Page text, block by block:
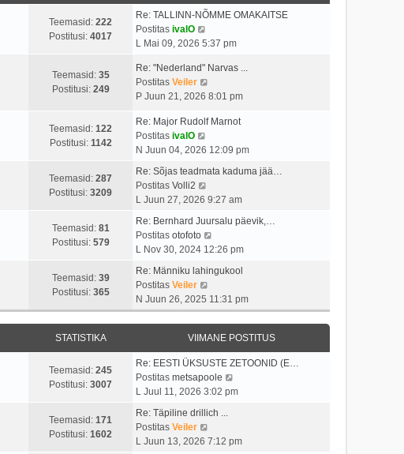
s
t
i
a
o
t
t
s
t
v
i
m
a
s
t
o
t
s
t
Teemasid: 222
Postitusi: 4017
Re: TALLINN-NÕMME OMAKAITSE
Postitas ivalO
a
t
a
v
i
a
s
p
s
t
i
t
u
s
t
L Mai 09, 2026 5:37 pm
Teemasid: 35
Postitusi: 249
Re: "Nederland" Narvas ...
Postitas Veiler
a
t
v
i
m
s
t
p
o
t
i
t
u
s
t
P Juun 21, 2026 8:01 pm
Teemasid: 122
Postitusi: 1142
Re: Major Rudolf Marnot
Postitas ivalO
a
t
v
i
i
m
s
t
p
s
i
t
u
t
N Juun 04, 2026 12:09 pm
Teemasid: 287
Postitusi: 3209
Re: Sõjas teadmata kaduma jää…
Postitas Volli2
a
t
a
v
i
i
m
a
s
t
p
o
s
t
i
t
u
L Juun 27, 2026 9:27 am
Teemasid: 81
Postitusi: 579
Re: Bernhard Juursalu päevik,…
Postitas otofoto
a
t
v
i
a
s
t
o
t
L Nov 30, 2024 12:26 pm
Teemasid: 39
Postitusi: 365
Re: Männiku lahingukool
Postitas Veiler
a
a
t
a
v
i
i
m
a
t
N Juun 26, 2025 11:31 pm
STATISTIKA VIIMANE POSTITUS
Teemasid: 245
Postitusi: 3007
Re: EESTI ÜKSUSTE ZETOONID (E…
Postitas metsapoole
a
v
L Juul 11, 2026 3:02 pm
Teemasid: 171
Postitusi: 1602
Re: Täpiline drillich ...
Postitas Veiler
a
L Juun 13, 2026 7:12 pm